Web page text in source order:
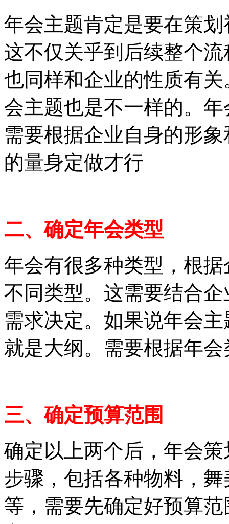
年会主题肯定是要在策
这不仅关乎到后续整个
也同样和企业的性质有
会主题也是不一样的。
需要根据企业自身的形
的量身定做才行
二、确定年会类型
年会有很多种类型，根
不同类型。这需要结合
需求决定。如果说年会
就是大纲。需要根据年
三、确定预算范围
确定以上两个后，年会
步骤，包括各种物料，
等，需要先确定好预算